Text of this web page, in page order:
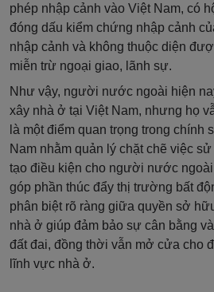
phép nhập cảnh vào Việt Nam, có
đóng dấu kiểm chứng nhập cảnh
nhập cảnh và không thuộc diện
miễn trừ ngoại giao, lãnh sự.
Như vậy, người nước ngoài hiện
xây nhà ở tại Việt Nam, nhưng họ
là một điểm quan trọng trong chính
Nam nhằm quản lý chặt chẽ việc
tạo điều kiện cho người nước
góp phần thúc đẩy thị trường bất
phân biệt rõ ràng giữa quyền sở
nhà ở giúp đảm bảo sự cân bằng
đất đai, đồng thời vẫn mở cửa cho
lĩnh vực nhà ở.